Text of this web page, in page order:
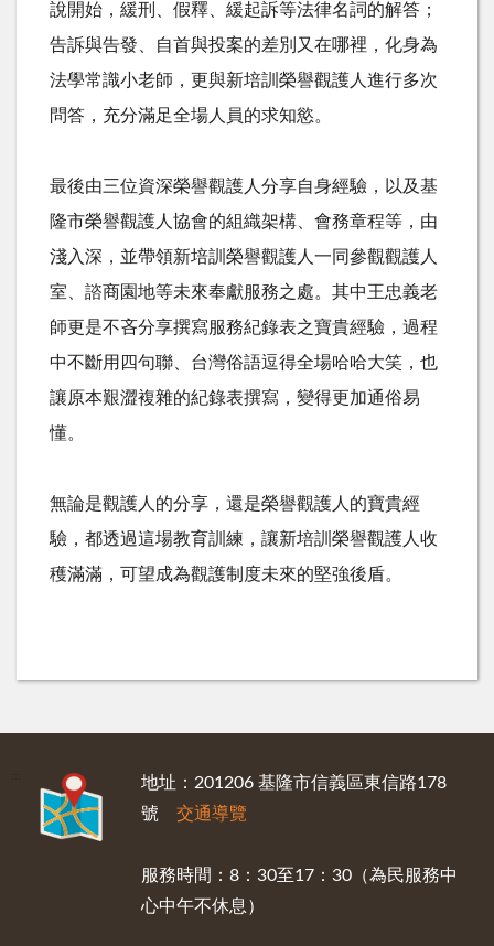
說開始，緩刑、假釋、緩起訴等法律名詞的解答；
告訴與告發、自首與投案的差別又在哪裡，化身為
法學常識小老師，更與新培訓榮譽觀護人進行多次
問答，充分滿足全場人員的求知慾。
最後由三位資深榮譽觀護人分享自身經驗，以及基
隆市榮譽觀護人協會的組織架構、會務章程等，由
淺入深，並帶領新培訓榮譽觀護人一同參觀觀護人
室、諮商園地等未來奉獻服務之處。其中王忠義老
師更是不吝分享撰寫服務紀錄表之寶貴經驗，過程
中不斷用四句聯、台灣俗語逗得全場哈哈大笑，也
讓原本艱澀複雜的紀錄表撰寫，變得更加通俗易
懂。
無論是觀護人的分享，還是榮譽觀護人的寶貴經
驗，都透過這場教育訓練，讓新培訓榮譽觀護人收
穫滿滿，可望成為觀護制度未來的堅強後盾。
地址：201206 基隆市信義區東信路178
號 交通導覽
服務時間：8：30至17：30（為民服務中
心中午不休息）